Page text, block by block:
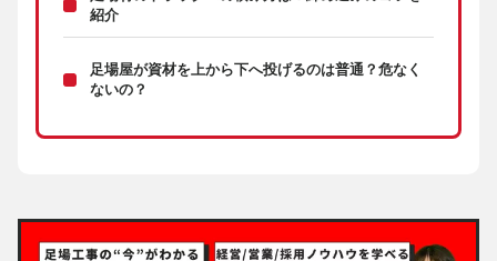
紹介
足場屋が資材を上から下へ投げるのは普通？危なく
ないの？